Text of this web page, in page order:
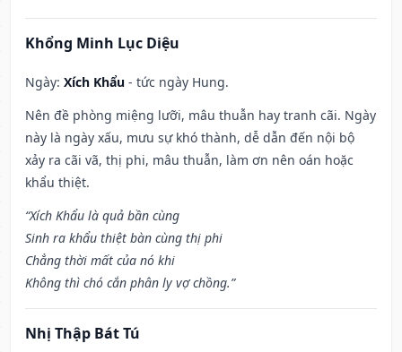
Khổng Minh Lục Diệu
Ngày: Xích Khẩu - tức ngày Hung.
Nên đề phòng miệng lưỡi, mâu thuẫn hay tranh cãi. Ngày
này là ngày xấu, mưu sự khó thành, dễ dẫn đến nội bộ
xảy ra cãi vã, thị phi, mâu thuẫn, làm ơn nên oán hoặc
khẩu thiệt.
“Xích Khẩu là quả bần cùng
Sinh ra khẩu thiệt bàn cùng thị phi
Chẳng thời mất của nó khi
Không thì chó cắn phân ly vợ chồng.”
Nhị Thập Bát Tú